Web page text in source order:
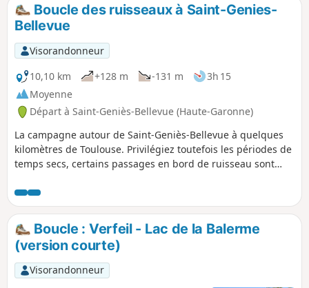
Boucle des ruisseaux à Saint-Genies-
Bellevue
Visorandonneur
10,10 km
+128 m -131 m
3h 15
Moyenne
Départ à Saint-Geniès-Bellevue (Haute-Garonne)
La campagne autour de Saint-Geniès-Bellevue à quelques
kilomètres de Toulouse. Privilégiez toutefois les périodes de
temps secs, certains passages en bord de ruisseau sont
Boucle : Verfeil - Lac de la Balerme
(version courte)
Visorandonneur